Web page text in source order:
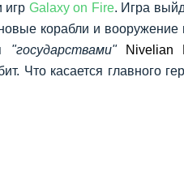
игр Galaxy on Fire. Игра
корабли и
"государствами" Nivelian
Что касается главного